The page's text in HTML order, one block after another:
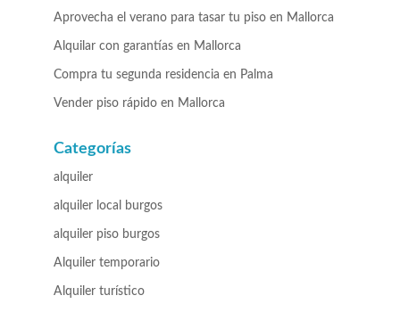
Aprovecha el verano para tasar tu piso en Mallorca
Alquilar con garantías en Mallorca
Compra tu segunda residencia en Palma
Vender piso rápido en Mallorca
Categorías
alquiler
alquiler local burgos
alquiler piso burgos
Alquiler temporario
Alquiler turístico